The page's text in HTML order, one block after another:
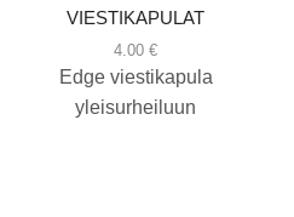
VIESTIKAPULAT
4.00 €
Edge viestikapula
yleisurheiluun